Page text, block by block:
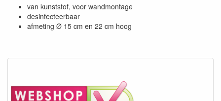
van kunststof, voor wandmontage
desinfecteerbaar
afmeting Ø 15 cm en 22 cm hoog